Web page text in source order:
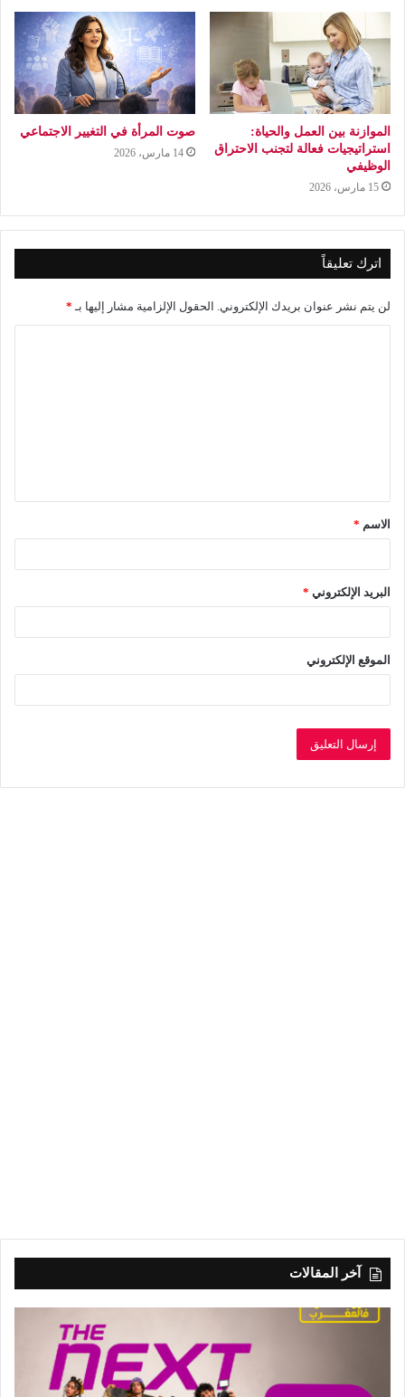
الموازنة بين العمل والحياة:
استراتيجيات فعالة لتجنب الاحتراق
الوظيفي
15 مارس، 2026
صوت المرأة في التغيير الاجتماعي
14 مارس، 2026
اترك تعليقاً
لن يتم نشر عنوان بريدك الإلكتروني. الحقول الإلزامية مشار إليها بـ *
ق
*الاسم *
البريد الإلكتروني *
الموقع الإلكتروني
آخر المقالات